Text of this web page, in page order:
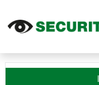
DE EN FR IT